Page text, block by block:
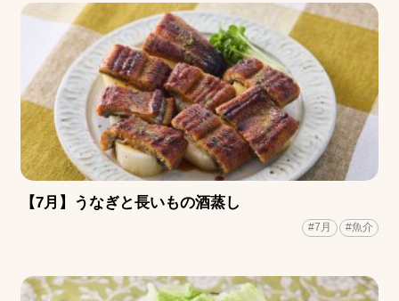
【7月】うなぎと長いもの酒蒸し
#7月 #魚介